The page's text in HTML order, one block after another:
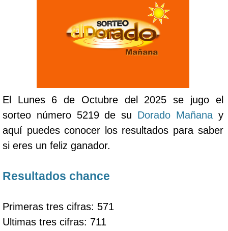
El Lunes 6 de Octubre del 2025 se jugo el
sorteo número 5219 de su Dorado Mañanay
aquí puedes conocer los resultados para saber
si eres un feliz ganador.
Resultados chance
Primeras tres cifras: 571
Ultimas tres cifras: 711